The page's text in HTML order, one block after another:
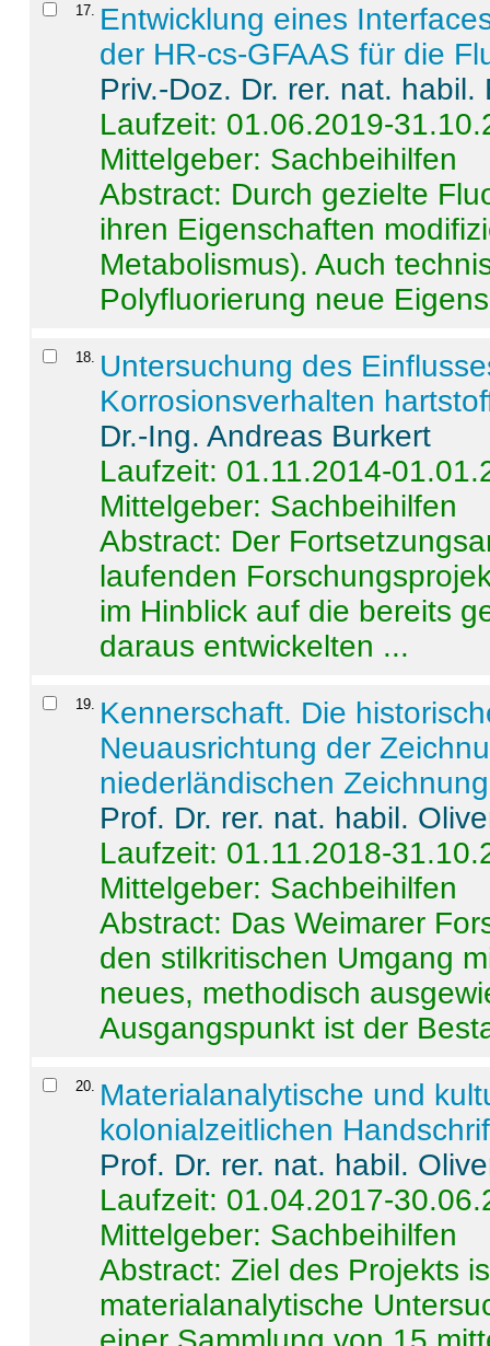
17
Entwicklung eines
der HR-cs-GFAAS für die
Priv.-Doz. Dr. rer. nat.
Laufzeit: 01.06.2019-
Mittelgeber: Sachbeihilfen
Abstract: Durch gezielte
ihren Eigenschaften
Metabolismus). Auch
Polyfluorierung neue
18
Untersuchung des
Korrosionsverhalten
Dr.-Ing. Andreas Burkert
Laufzeit: 01.11.2014-
Mittelgeber: Sachbeihilfen
Abstract: Der
laufenden
im Hinblick auf die bereits
daraus entwickelten ...
19
Kennerschaft. Die
Neuausrichtung der
niederländischen
Prof. Dr. rer. nat. habil.
Laufzeit: 01.11.2018-
Mittelgeber: Sachbeihilfen
Abstract: Das Weimarer
den stilkritischen Umgang
neues, methodisch
Ausgangspunkt ist der
20
Materialanalytische und
kolonialzeitlichen
Prof. Dr. rer. nat. habil.
Laufzeit: 01.04.2017-
Mittelgeber: Sachbeihilfen
Abstract:Ziel des Projekts
materialanalytische